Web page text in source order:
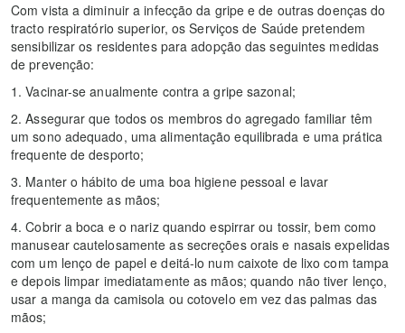
Com vista a diminuir a infecção da gripe e de outras doenças do
tracto respiratório superior, os Serviços de Saúde pretendem
sensibilizar os residentes para adopção das seguintes medidas
de prevenção:
1. Vacinar-se anualmente contra a gripe sazonal;
2. Assegurar que todos os membros do agregado familiar têm
um sono adequado, uma alimentação equilibrada e uma prática
frequente de desporto;
3. Manter o hábito de uma boa higiene pessoal e lavar
frequentemente as mãos;
4. Cobrir a boca e o nariz quando espirrar ou tossir, bem como
manusear cautelosamente as secreções orais e nasais expelidas
com um lenço de papel e deitá-lo num caixote de lixo com tampa
e depois limpar imediatamente as mãos; quando não tiver lenço,
usar a manga da camisola ou cotovelo em vez das palmas das
mãos;